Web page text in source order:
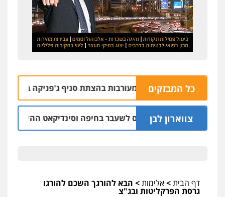
כל המבזקים
נעצרו בחשד למעורבות בהצתת סניף ג'פניקה בגבעתיים
צווארון לבן
כתב אישום: יו"ר ש"ס לשעבר בחיפה וסינדיקאט ההלוואות של
דף הבית>אלימות> הבא להורגך השכם להורגו
גרסת הפרקליטות ובג"צ